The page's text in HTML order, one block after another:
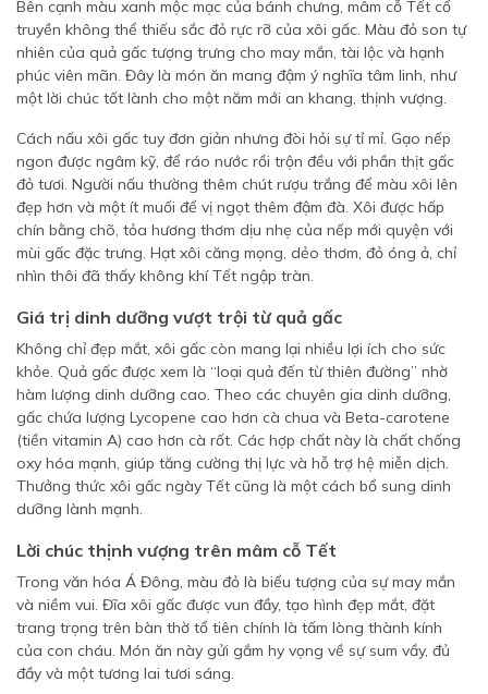
Bên cạnh màu xanh mộc mạc của bánh chưng, mâm cỗ Tết cổ
truyền không thể thiếu sắc đỏ rực rỡ của xôi gấc. Màu đỏ son tự
nhiên của quả gấc tượng trưng cho may mắn, tài lộc và hạnh
phúc viên mãn. Đây là món ăn mang đậm ý nghĩa tâm linh, như
một lời chúc tốt lành cho một năm mới an khang, thịnh vượng.
Cách nấu xôi gấc tuy đơn giản nhưng đòi hỏi sự tỉ mỉ. Gạo nếp
ngon được ngâm kỹ, để ráo nước rồi trộn đều với phần thịt gấc
đỏ tươi. Người nấu thường thêm chút rượu trắng để màu xôi lên
đẹp hơn và một ít muối để vị ngọt thêm đậm đà. Xôi được hấp
chín bằng chõ, tỏa hương thơm dịu nhẹ của nếp mới quyện với
mùi gấc đặc trưng. Hạt xôi căng mọng, dẻo thơm, đỏ óng ả, chỉ
nhìn thôi đã thấy không khí Tết ngập tràn.
Giá trị dinh dưỡng vượt trội từ quả gấc
Không chỉ đẹp mắt, xôi gấc còn mang lại nhiều lợi ích cho sức
khỏe. Quả gấc được xem là “loại quả đến từ thiên đường” nhờ
hàm lượng dinh dưỡng cao. Theo các chuyên gia dinh dưỡng,
gấc chứa lượng Lycopene cao hơn cà chua và Beta-carotene
(tiền vitamin A) cao hơn cà rốt. Các hợp chất này là chất chống
oxy hóa mạnh, giúp tăng cường thị lực và hỗ trợ hệ miễn dịch.
Thưởng thức xôi gấc ngày Tết cũng là một cách bổ sung dinh
dưỡng lành mạnh.
Lời chúc thịnh vượng trên mâm cỗ Tết
Trong văn hóa Á Đông, màu đỏ là biểu tượng của sự may mắn
và niềm vui. Đĩa xôi gấc được vun đầy, tạo hình đẹp mắt, đặt
trang trọng trên bàn thờ tổ tiên chính là tấm lòng thành kính
của con cháu. Món ăn này gửi gắm hy vọng về sự sum vầy, đủ
đầy và một tương lai tươi sáng.